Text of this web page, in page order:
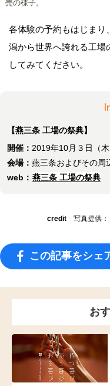
売の様子。
各体験の予約もはじまり
潟から世界へ誇れる工場
してみてください。
【燕三条 工場の祭典】
開催： 2019年10月３日（木
会場： 燕三条およびその周
web： 燕三条 工場の祭典
credit 写真提供：
この記事をシェ
お